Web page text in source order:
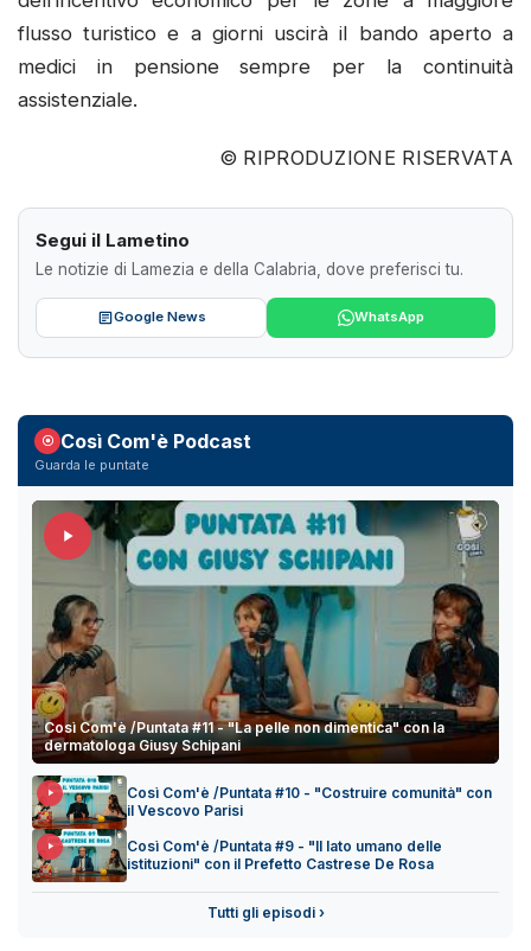
flusso turistico e a giorni uscirà il bando aperto a
medici in pensione sempre per la continuità
assistenziale.
© RIPRODUZIONE RISERVATA
Segui il Lametino
Le notizie di Lamezia e della Calabria, dove preferisci tu.
Google News WhatsApp
Così Com'è Podcast
Guarda le puntate
Così Com'è /Puntata #11 - "La pelle non dimentica" con la
dermatologa Giusy Schipani
Così Com'è /Puntata #10 - "Costruire comunità" con
il Vescovo Parisi
Così Com'è /Puntata #9 - "Il lato umano delle
istituzioni" con il Prefetto Castrese De Rosa
Tutti gli episodi ›